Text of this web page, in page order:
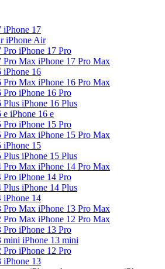
iPhone 17
iPhone Air
iPhone 17 Pro
iPhone 17 Pro Max
iPhone 16
iPhone 16 Pro Max
iPhone 16 Pro
iPhone 16 Plus
iPhone 16 e
iPhone 15 Pro
iPhone 15 Pro Max
iPhone 15
iPhone 15 Plus
iPhone 14 Pro Max
iPhone 14 Pro
iPhone 14 Plus
iPhone 14
iPhone 13 Pro Max
iPhone 12 Pro Max
iPhone 13 Pro
iPhone 13 mini
iPhone 12 Pro
iPhone 13